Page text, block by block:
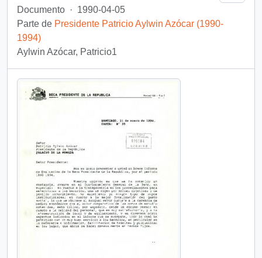
Documento · 1990-04-05
Parte de Presidente Patricio Aylwin Azócar (1990-
1994)
Aylwin Azócar, Patricio1